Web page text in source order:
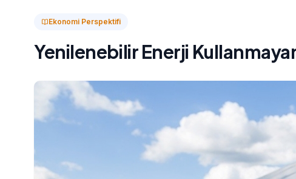
Ekonomi Perspektifi
Yenilenebilir Enerji